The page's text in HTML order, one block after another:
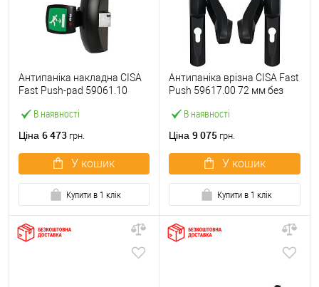
В наявності
Антипаніка накладна CISA
Fast Push-pad 59061.10
Ціна 6 473 грн.
У кошик
Купити в 1 клік
В наявності
Антипаніка врізна CISA Fast
Push 59617.00 72 мм без
Ціна 9 075 грн.
У кошик
Купити в 1 клік